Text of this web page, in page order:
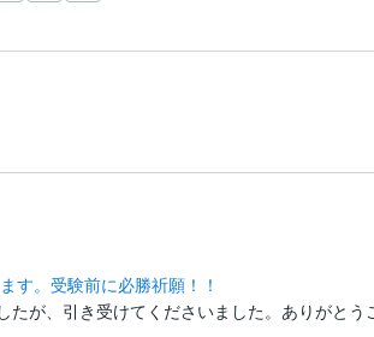
す。受験前に必勝祈願！！
が、引き受けてくださいました。ありがとう